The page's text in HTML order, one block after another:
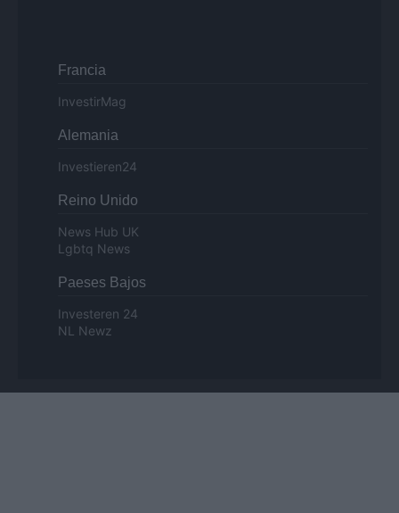
Francia
InvestirMag
Alemania
Investieren24
Reino Unido
News Hub UK
Lgbtq News
Paeses Bajos
Investeren 24
NL Newz